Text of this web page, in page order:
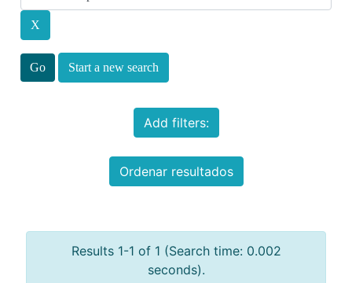
Start a new search
Add filters:
Ordenar resultados
Results 1-1 of 1 (Search time: 0.002
seconds).